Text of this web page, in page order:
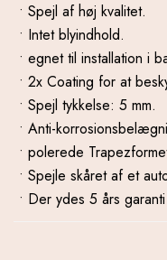
• Spejl af høj kvalitet.
• Intet blyindhold.
• egnet til installation i
• 2x Coating for at
• Spejl tykkelse: 5 mm.
• Anti-
• polerede
• Spejle skåret af et
• Der ydes 5 års